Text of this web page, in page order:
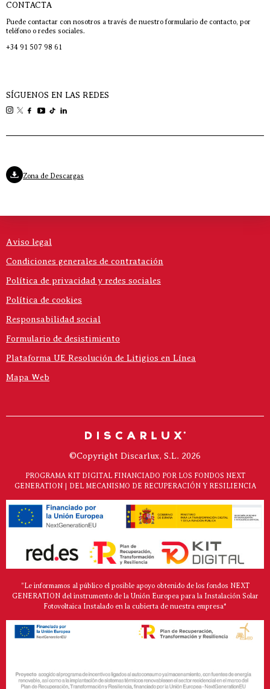
CONTACTA
Puede contactar con nosotros a través de nuestro formulario de contacto, por
teléfono o redes sociales.
+34 91 507 98 61
SÍGUENOS EN LAS REDES
Zona de Descargas
Aviso legal
Condiciones generales de contratación
Política de privacidad y redes sociales
Política de cookies
Responsabilidad social
Formulario de desistimiento
Plataforma UE Resolución de Litigios en Línea
Mapa Web
©Copyright Discarlux, S.L. 2026
PROGRAMA KIT DIGITAL FINANCIADO POR LOS FONDOS NEXT
GENERATION | DEL MECANISMO DE RECUPERACIÓN Y RESILIENCIA
"Le informamos al público el posible apoyo obtenido de los fondos NEXT
GENERATION del instrumento de la Unión Europea para la Instalación Solar
Fotovoltaica Instalado en la cubierta de nuestra empresa*